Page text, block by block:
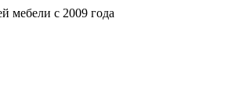
мебели с 2009 года